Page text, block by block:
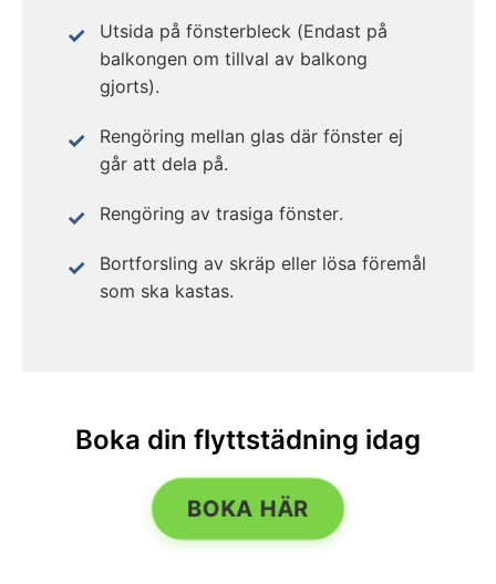
Utsida på fönsterbleck (Endast på
balkongen om tillval av balkong
gjorts).
Rengöring mellan glas där fönster ej
går att dela på.
Rengöring av trasiga fönster.
Bortforsling av skräp eller lösa föremål
som ska kastas.
Boka din flyttstädning idag
BOKA HÄR